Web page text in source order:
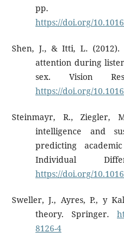
pp.
https://doi.org/
Shen, J., & Itti, L. (2012).
attention during
sex. Vision
https://doi.org/
Steinmayr, R., Ziegler,
intelligence and
predicting
Individual
https://doi.org/
Sweller, J., Ayres, P., y
theory. Springer.
8126-4